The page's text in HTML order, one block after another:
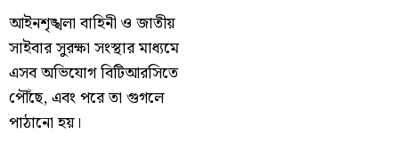
আইনশৃঙ্খলা বাহিনী ও জাতীয়
সাইবার সুরক্ষা সংস্থার মাধ্যমে
এসব অভিযোগ বিটিআরসিতে
পৌঁছে, এবং পরে তা গুগলে
পাঠানো হয়।